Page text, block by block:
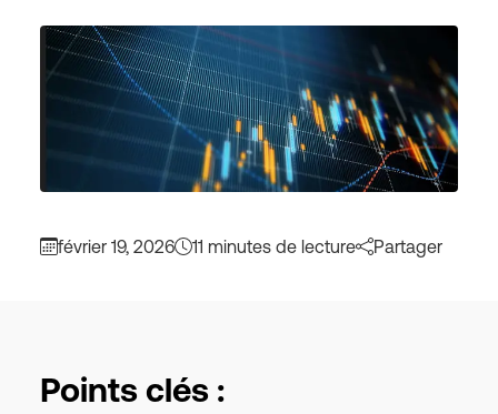
février 19, 2026 11 minutes de lecture Partager
Points clés :